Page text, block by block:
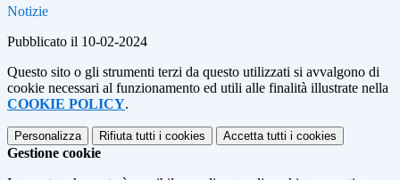
Notizie
Pubblicato il 10-02-2024
Questo sito o gli strumenti terzi da questo utilizzati si avvalgono di
cookie necessari al funzionamento ed utili alle finalità illustrate nella
COOKIE POLICY.
Personalizza Rifiuta tutti i cookies Accetta tutti i cookies
Gestione cookie